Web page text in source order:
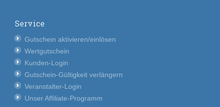
Service
Gutschein aktivieren/einlösen
Wertgutschein
Kunden-Login
Gutschein-Gültigkeit verlängern
Veranstalter-Login
Unser Affiliate-Programm